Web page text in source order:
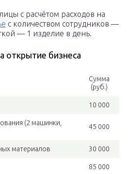
с расчётом расходов на
с количеством сотрудников —
— 1 изделие в день.
открытие бизнеса
Сумма
(руб.)
10 000
(2 машинки,
45 000
материалов 30 000
85 000